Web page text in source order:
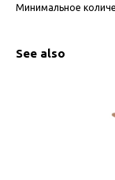
Минимальное
See also